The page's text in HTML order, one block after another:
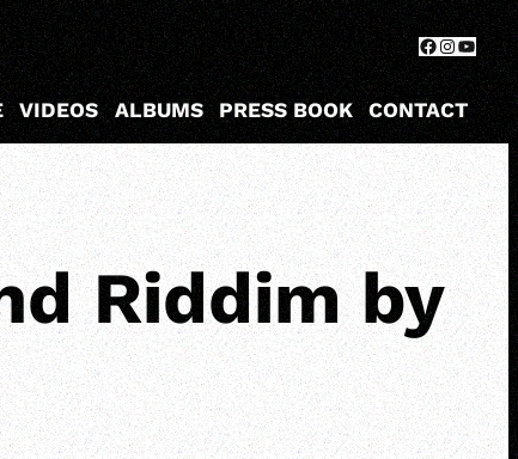
Facebook
VIDEOS ALBUMS PRESS BOOK CONTACT
Riddim by